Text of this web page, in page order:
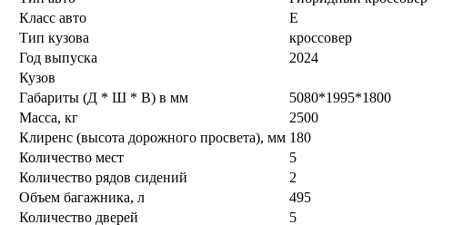
Класс авто
E
Тип кузова
кроссовер
Год выпуска
2024
Кузов
Габариты (Д * Ш * В) в мм
5080*1995*1800
Масса, кг
2500
Клиренс (высота дорожного просвета), мм 180
Количество мест
5
Количество рядов сидений
2
Объем багажника, л
495
Количество дверей
5